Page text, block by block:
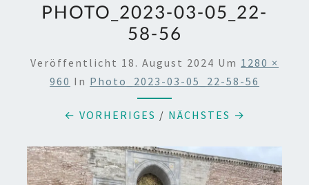
PHOTO_2023-03-05_22-
58-56
Veröffentlicht 18. August 2024 Um 1280 ×
960 In Photo_2023-03-05_22-58-56
← VORHERIGES / NÄCHSTES →